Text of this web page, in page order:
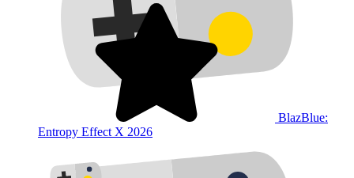
BlazBlue:
Entropy Effect X 2026